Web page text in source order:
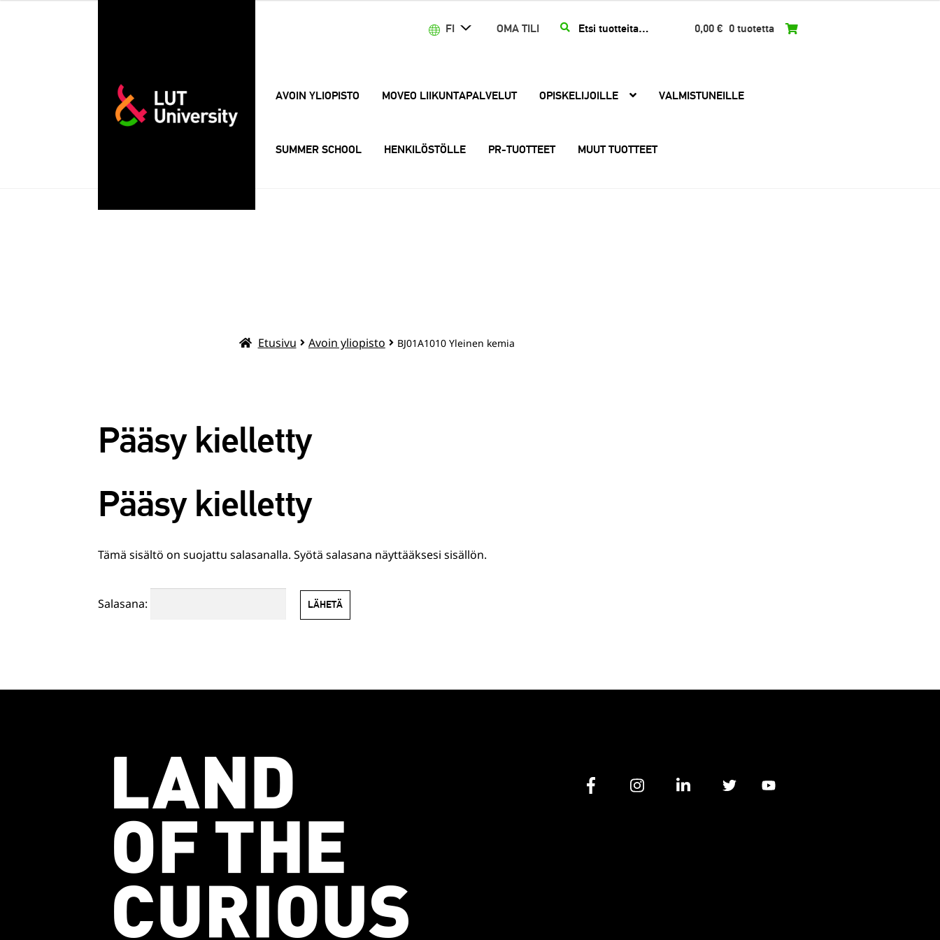
OMA TILI
FI 0,00 € 0 tuotetta
AVOIN YLIOPISTO MOVEO LIIKUNTAPALVELUT OPISKELIJOILLE VALMISTUNEILLE
SUMMER SCHOOL HENKILÖSTÖLLE PR-TUOTTEET MUUT TUOTTEET
Etusivu Avoin yliopisto BJ01A1010 Yleinen kemia
Pääsy kielletty
Pääsy kielletty
Tämä sisältö on suojattu salasanalla. Syötä salasana näyttääksesi sisällön.
Salasana: